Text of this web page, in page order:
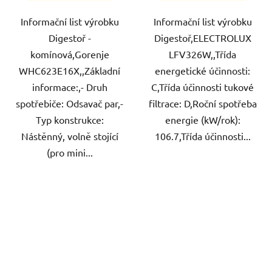
Informační list výrobku
Digestoř -
komínová,Gorenje
WHC623E16X,,Základní
informace:,- Druh
spotřebiče: Odsavač par,-
Typ konstrukce:
Nástěnný, volně stojící
(pro mini...
Informační list výrobku
Digestoř,ELECTROLUX
LFV326W,,Třída
energetické účinnosti:
C,Třída účinnosti tukové
filtrace: D,Roční spotřeba
energie (kW/rok):
106.7,Třída účinnosti...